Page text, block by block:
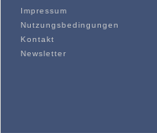
Impressum
Nutzungsbedingungen
Kontakt
Newsletter